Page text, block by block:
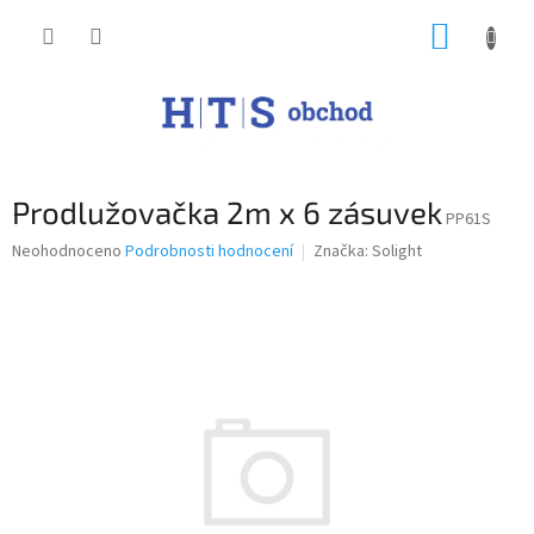
Prodlužovačka 2m x 6 zásuvek PP61S
Průměrné
Neohodnoceno Podrobnosti hodnocení Značka: Solight